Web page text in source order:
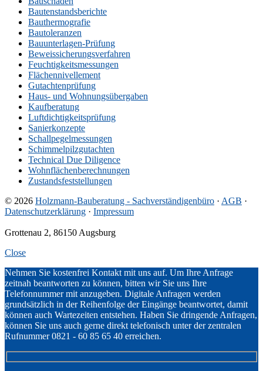
Bautenstandsberichte
Bauthermografie
Bautoleranzen
Bauunterlagen-Prüfung
Beweissicherungsverfahren
Feuchtigkeitsmessungen
Flächennivellement
Gutachtenprüfung
Haus- und Wohnungsübergaben
Kaufberatung
Luftdichtigkeitsprüfung
Sanierkonzepte
Schallpegelmessungen
Schimmelpilzgutachten
Technical Due Diligence
Wohnflächenberechnungen
Zustandsfeststellungen
© 2026 Holzmann-Bauberatung - Sachverständigenbüro · AGB ·
Datenschutzerklärung · Impressum
Grottenau 2, 86150 Augsburg
Close
Slide-
in
Widget
Nehmen Sie kostenfrei Kontakt mit uns auf. Um Ihre Anfrage
zeitnah beantworten zu können, bitten wir Sie uns Ihre
Telefonnummer mit anzugeben. Digitale Anfragen werden
grundsätzlich in der Reihenfolge der Eingänge beantwortet, damit
können auch Wartezeiten entstehen. Haben Sie dringende Anfragen,
können Sie uns auch gerne direkt telefonisch unter der zentralen
Rufnummer 0821 - 60 85 65 40 erreichen.